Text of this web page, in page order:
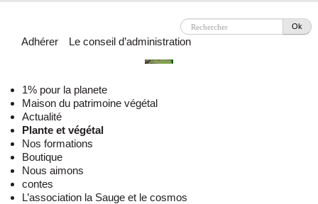
Ok
Adhérer Le conseil d’administration
1% pour la planete
Maison du patrimoine végétal
Actualité
Plante et végétal
Nos formations
Boutique
Nous aimons
contes
L’association la Sauge et le cosmos